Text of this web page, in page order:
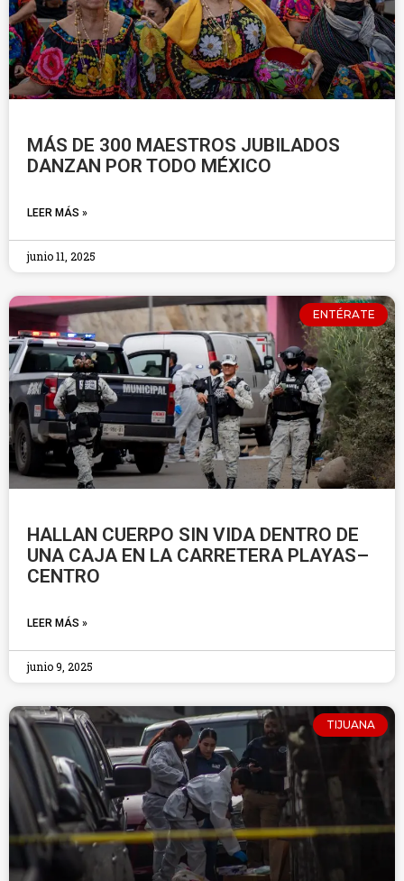
MÁS DE 300 MAESTROS JUBILADOS
DANZAN POR TODO MÉXICO
LEER MÁS »
junio 11, 2025
ENTÉRATE
HALLAN CUERPO SIN VIDA DENTRO DE
UNA CAJA EN LA CARRETERA PLAYAS–
CENTRO
LEER MÁS »
junio 9, 2025
TIJUANA